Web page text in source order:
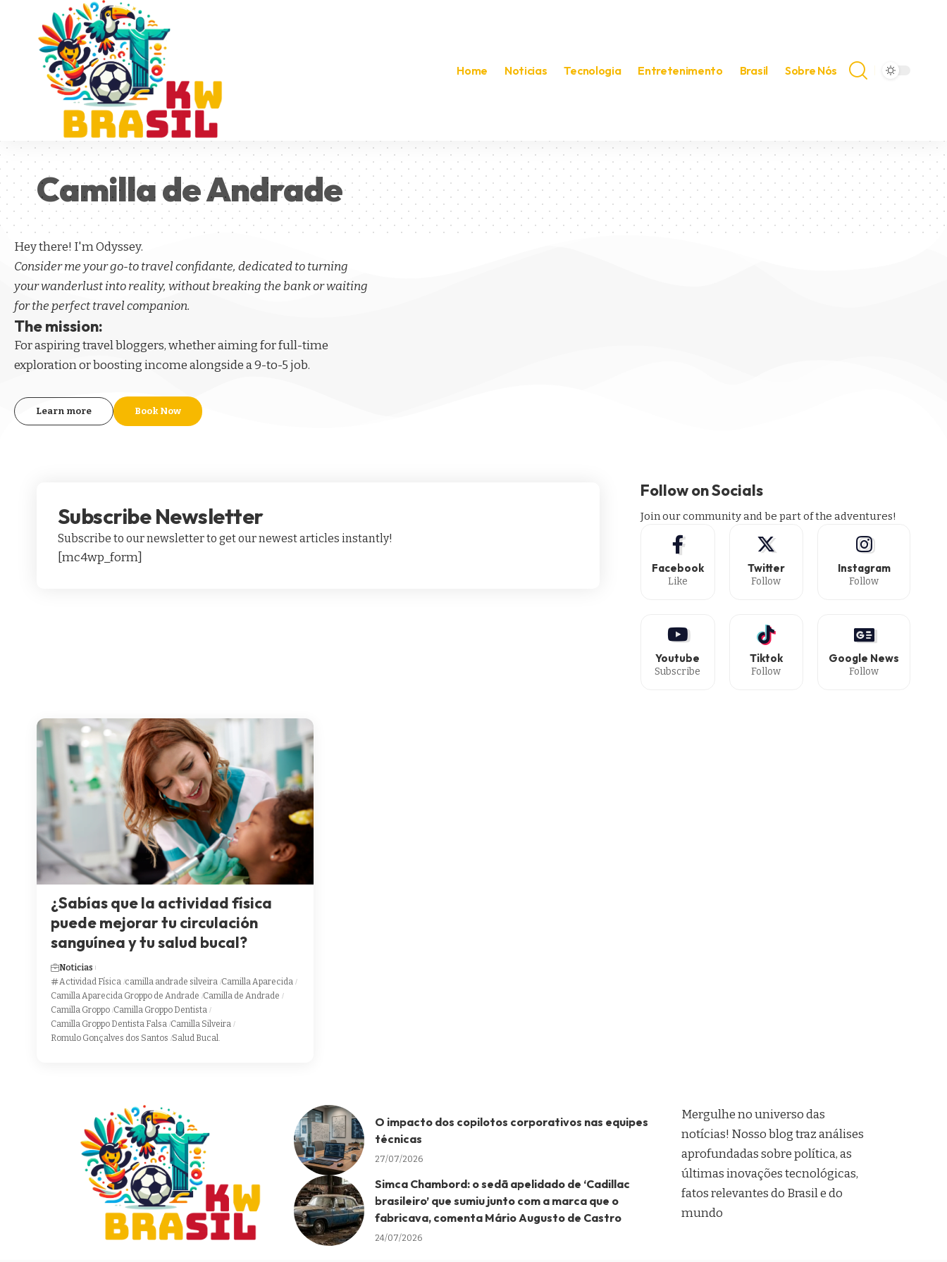
Home Noticias Tecnologia Entretenimento Brasil Sobre Nós
Camilla de Andrade
Hey there! I'm Odyssey.
Consider me your go-to travel confidante, dedicated to turning
your wanderlust into reality, without breaking the bank or waiting
for the perfect travel companion.
The mission:
For aspiringtravel bloggers, whether aiming for full-time
exploration or boosting income alongside a 9-to-5 job.
Learn more Book Now
Subscribe Newsletter
Subscribe to our newsletter to get our newest articles instantly!
[mc4wp_form]
Follow on Socials
Join our community and be part of the adventures!
Facebook
Like
Twitter
Follow
Instagram
Follow
Youtube
Subscribe
Tiktok
Follow
Google News
Follow
¿Sabías que la actividad física
puede mejorar tu circulación
sanguínea y tu salud bucal?
Noticias
Actividad Física camilla andrade silveira Camilla Aparecida
Camilla Aparecida Groppo de Andrade Camilla de Andrade
Camilla Groppo Camilla Groppo Dentista
Camilla Groppo Dentista Falsa Camilla Silveira
Romulo Gonçalves dos Santos Salud Bucal.
O impacto dos copilotos corporativos nas equipes
técnicas
27/07/2026
Simca Chambord: o sedã apelidado de ‘Cadillac
brasileiro’ que sumiu junto com a marca que o
fabricava, comenta Mário Augusto de Castro
24/07/2026
Mergulhe no universo das
notícias! Nosso blog traz análises
aprofundadas sobre política, as
últimas inovações tecnológicas,
fatos relevantes do Brasil e do
mundo